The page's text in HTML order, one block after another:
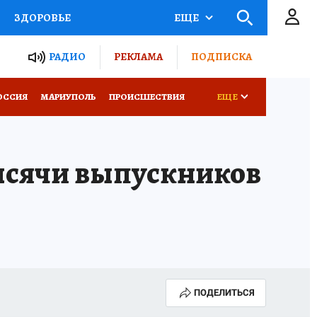
ЗДОРОВЬЕ
РОССИИ
ЕЩЕ
РАДИО РЕКЛАМА ПОДПИСКА
МАРИУПОЛЬ ПРОИСШЕСТВИЯ ЕЩЕ
выпускников
ПОДЕЛИТЬСЯ